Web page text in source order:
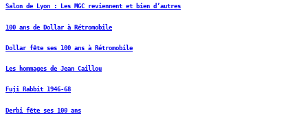
Salon de Lyon : Les MGC reviennent et bien d’autres
100 ans de Dollar à Rétromobile
Dollar fête ses 100 ans à Rétromobile
Les hommages de Jean Caillou
Fuji Rabbit 1946-68
Derbi fête ses 100 ans